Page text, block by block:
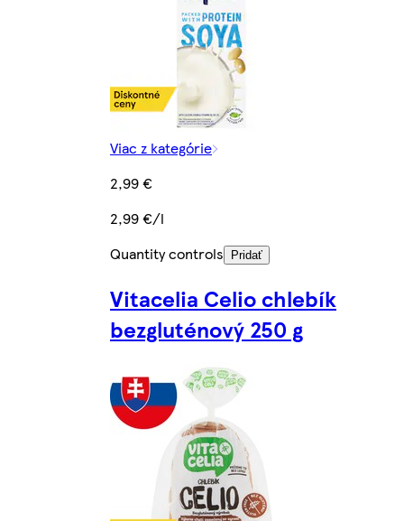
Viac z kategórie
2,99 €
2,99 €/l
Quantity controls
Pridať
Vitacelia Celio chlebík
bezgluténový 250 g